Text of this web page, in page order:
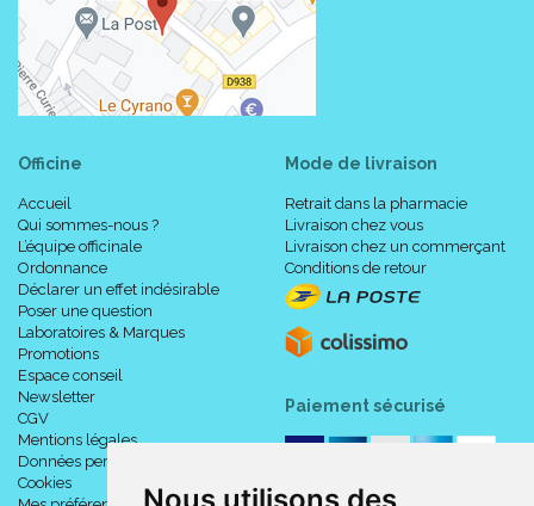
Officine
Accueil
Qui sommes-nous ?
L’équipe officinale
Ordonnance
Déclarer un effet indésirable
Poser une question
Laboratoires & Marques
Promotions
Espace conseil
Newsletter
CGV
Mentions légales
Données personnelles
Cookies
Mode de livraison
Retrait dans la pharmacie
Livraison chez vous
Livraison chez un commerçant
Conditions de retour
Paiement sécurisé